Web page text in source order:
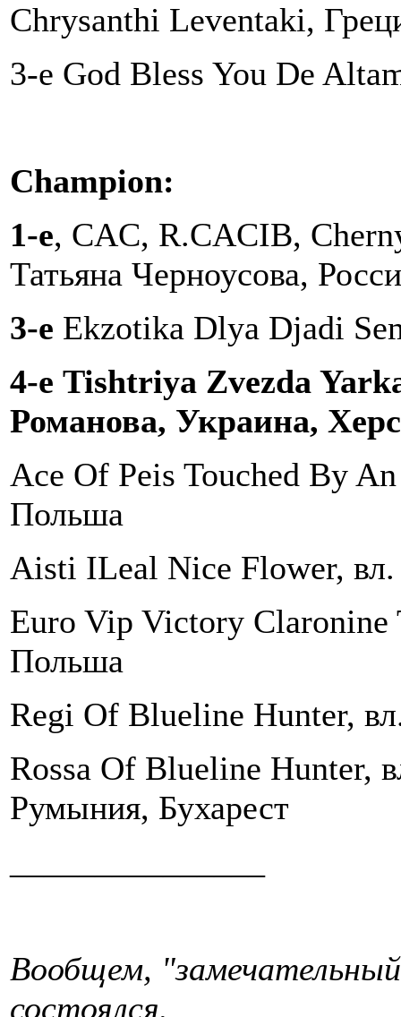
Chrysanthi Leventaki,
3-e God Bless You De
Champion:
1-e, CAC, R.CACIB,
Татьяна Черноусова,
3-е Ekzotika Dlya Djadi
4-е Tishtriya Zvezda
Романова, Украина,
Ace Of Peis Touched By
Польша
Aisti ILeal Nice Flower,
Euro Vip Victory Claronine
Польша
Regi Of Blueline Hunter,
Rossa Of Blueline Hunter,
Румыния, Бухарест
Вообщем,
состоялся.